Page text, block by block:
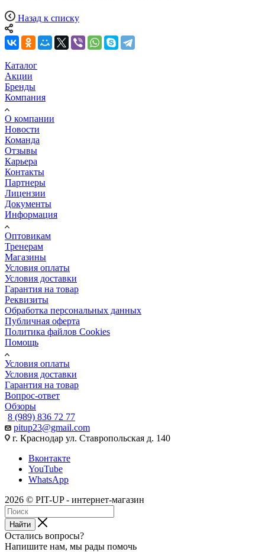
Назад к списку
Каталог
Акции
Бренды
Компания
О компании
Новости
Команда
Отзывы
Карьера
Контакты
Партнеры
Лицензии
Документы
Информация
Оптовикам
Тренерам
Магазины
Условия оплаты
Условия доставки
Гарантия на товар
Реквизиты
Обработка персональных данных
Публичная оферта
Политика файлов Cookies
Помощь
Условия оплаты
Условия доставки
Гарантия на товар
Вопрос-ответ
Обзоры
8 (989) 836 72 77
pitup23@gmail.com
г. Краснодар ул. Ставропольская д. 140
Вконтакте
YouTube
WhatsApp
2026 © PIT-UP - интернет-магазин
Найти
Остались вопросы?
Напишите нам, мы рады помочь